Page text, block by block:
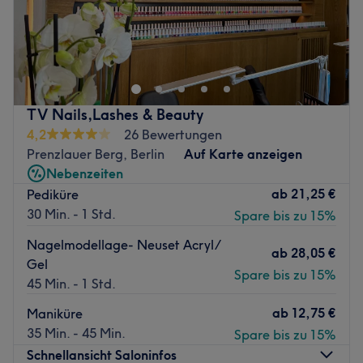
Für rundum gepflegte Haut, perfekte Nägel und einen
strahlenden Augenaufschlag haben wir in Berlin-
Prenzlauer Berg einen echten Geheimtipp für dich: Beauty
Island.
Nächste öffentliche Verkehrsmittel:
Die Haltestelle Schönhauser Allee befindet sich in
unmittelbarer Nähe zum Salon.
Das Team:
Die zertifizierten Schönheitsexperten nehmen sich viel
Salon wird Deutsch, Vietnamesisch, Englisch und
Chinesisch gesprochen.
Atmosphäre: Neu, modern, hell.
Expertise: Gesichtsbehandlungen,
Wimpernverlängerungen, Mani- und Pediküren.
TV Nails,Lashes & Beauty
4,2
26 Bewertungen
Prenzlauer Berg, Berlin
Auf Karte anzeigen
Nebenzeiten
Pediküre
30 Min. - 1 Std.
ab 21,25 €
Spare bis zu 15%
Nagelmodellage- Neuset Acryl/
Gel
45 Min. - 1 Std.
ab 28,05 €
Spare bis zu 15%
Maniküre
35 Min. - 45 Min.
ab 12,75 €
Spare bis zu 15%
Schnellansicht Saloninfos